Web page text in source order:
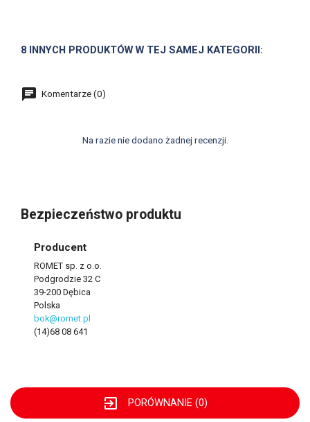
8 INNYCH PRODUKTÓW W TEJ SAMEJ KATEGORII:
Komentarze (0)
Na razie nie dodano żadnej recenzji.
Bezpieczeństwo produktu
Producent
ROMET sp. z o.o.
Podgrodzie 32 C
39-200 Dębica
Polska
bok@romet.pl
(14)68 08 641
exit_to_app PORÓWNANIE (0)